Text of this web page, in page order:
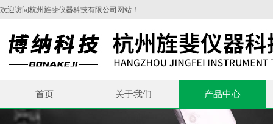
欢迎访问杭州旌斐仪器科技有限公司网站！
首页 关于我们 产品中心